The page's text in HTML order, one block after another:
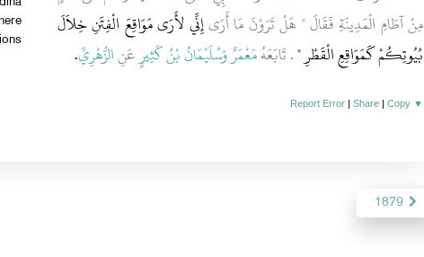
مِنْ آطَامِ الْمَدِينَةِ فَقَالَ ‏"‏ هَلْ تَرَوْنَ مَا أَرَىإِنِّي لأَرَى مَوَاقِعَ الْفِتَنِ خِلاَلَ
بُيُوتِكُمْ كَمَوَاقِعِ الْقَطْرِ ‏"‏‏.‏ تَابَعَهُمَعْمَرٌوَسُلَيْمَانُ بْنُ كَثِيرٍ عَنِالزُّهْرِيِّ‏.‏
Report Error |Share |Copy ▼
1879